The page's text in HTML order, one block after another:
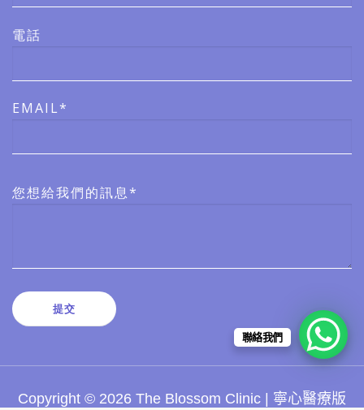
電話
EMAIL*
您想給我們的訊息*
Copyright © 2026 The Blossom Clinic | 寧心醫療版
聯絡我們